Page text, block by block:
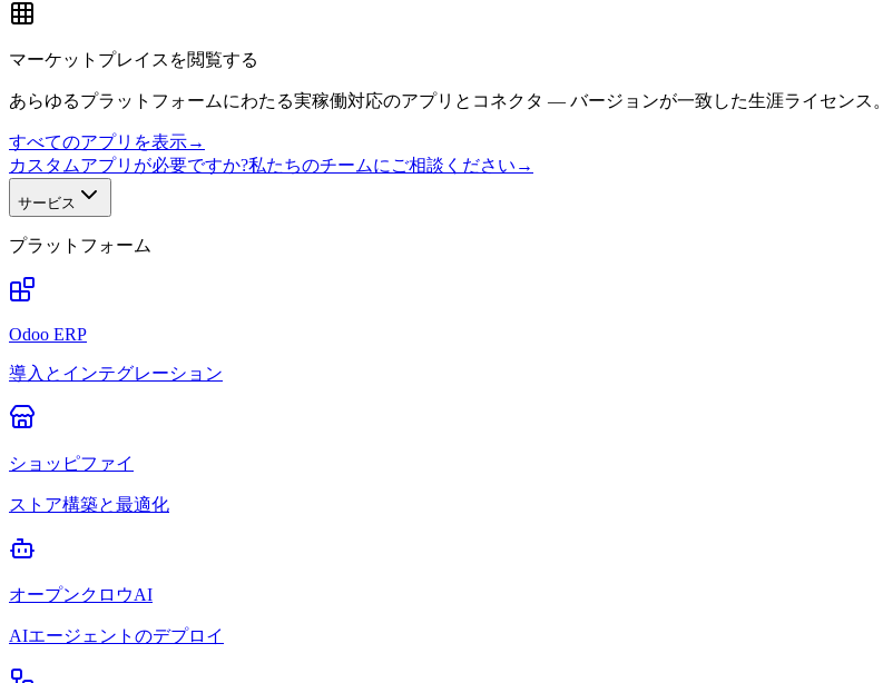
マーケットプレイスを閲覧する
あらゆるプラットフォームにわたる実稼働対応のアプリとコネクタ — バージョンが一致した生涯ライセンス。
すべてのアプリを表示→
カスタムアプリが必要ですか?私たちのチームにご相談ください →
サービス
プラットフォーム
Odoo ERP
導入とインテグレーション
ショッピファイ
ストア構築と最適化
オープンクロウAI
AIエージェントのデプロイ